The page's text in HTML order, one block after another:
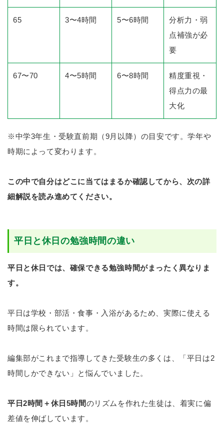
65 3〜4時間 5〜6時間
分析力・弱
点補強が必
要
67〜70 4〜5時間 6〜8時間
精度重視・
得点力の最
大化
※中学3年生・受験直前期（9月以降）の目安です。学年や
時期によって変わります。
この中で自分はどこに当てはまるか確認してから、次の詳
細解説を読み進めてください。
平日と休日の勉強時間の違い
平日と休日では、確保できる勉強時間がまったく異なりま
す。
平日は学校・部活・食事・入浴があるため、実際に使える
時間は限られています。
編集部がこれまで指導してきた受験生の多くは、「平日は2
時間しかできない」と悩んでいました。
平日2時間＋休日5時間のリズムを作れた生徒は、着実に偏
差値を伸ばしています。